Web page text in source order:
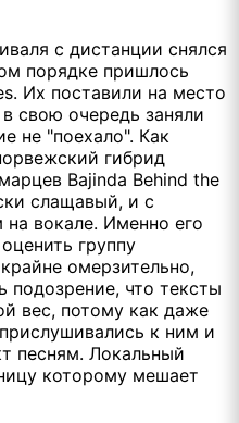
с дистанции снялся
порядке пришлось
Их поставили на место
свою очередь заняли
не "поехало". Как
гибрид
Bajinda Behind the
слащавый, и с
вокале. Именно его
группу
омерзительно,
подозрение, что тексты
вес, потому как даже
к ним и
песням. Локальный
которому мешает